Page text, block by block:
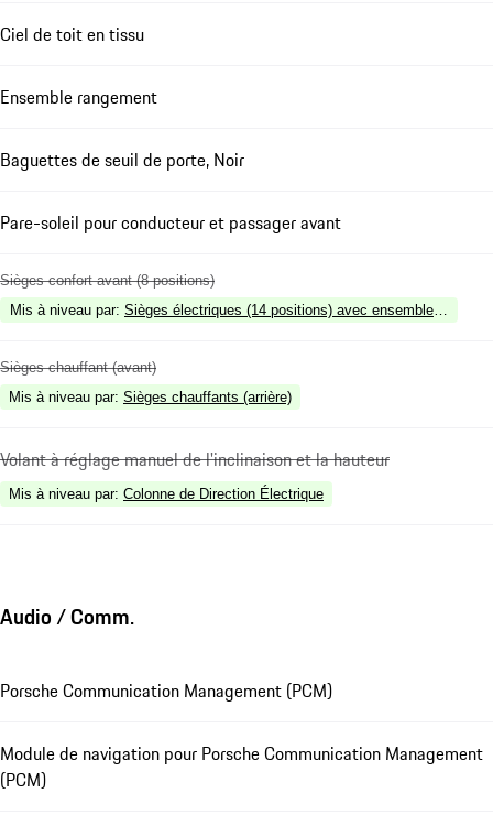
Ciel de toit en tissu
Ensemble rangement
Baguettes de seuil de porte, Noir
Pare-soleil pour conducteur et passager avant
Sièges confort avant (8 positions)
Mis à niveau par: Sièges électriques (14 positions) avec ensemble mémoire
Sièges chauffant (avant)
Mis à niveau par: Sièges chauffants (arrière)
Volant à réglage manuel de l'inclinaison et la hauteur
Mis à niveau par: Colonne de Direction Électrique
Audio / Comm.
Porsche Communication Management (PCM)
Module de navigation pour Porsche Communication Management
(PCM)